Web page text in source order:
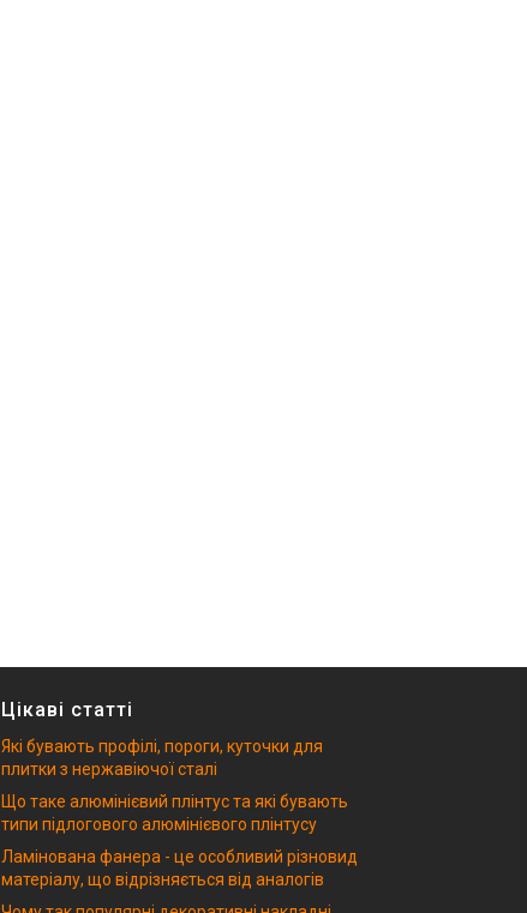
Цікаві статті
Які бувають профілі, пороги, куточки для
плитки з нержавіючої сталі
Що таке алюмінієвий плінтус та які бувають
типи підлогового алюмінієвого плінтусу
Ламінована фанера - це особливий різновид
матеріалу, що відрізняється від аналогів